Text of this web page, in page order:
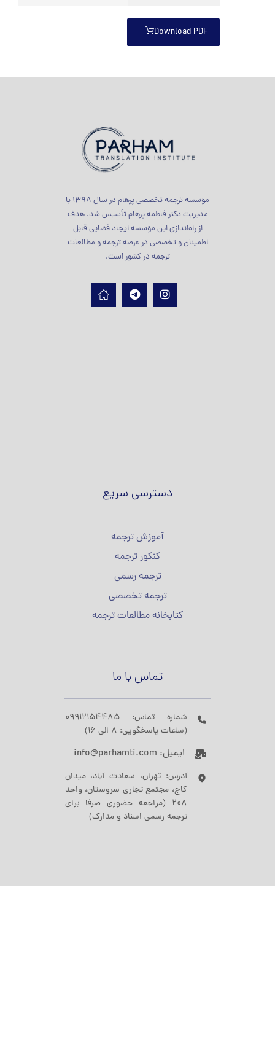
Download PDF
مؤسسه ترجمه تخصصی پرهام در سال 1398 با
مدیریت دکتر فاطمه پرهام تأسیس شد. هدف
از راه‌اندازی این مؤسسه ایجاد فضایی قابل
اطمینان و تخصصی در عرصه ترجمه و مطالعات
ترجمه در کشور است.
دسترسی سریع
آموزش ترجمه
کنکور ترجمه
ترجمه رسمی
ترجمه تخصصی
کتابخانه مطالعات ترجمه
تماس با ما
شماره تماس: 09912154485
(ساعات پاسخگویی: 8 الی 16)
ایمیل: info@parhamti.com
آدرس: تهران، سعادت آباد، میدان
کاج، مجتمع تجاری سروستان، واحد
208 (مراجعه حضوری صرفا برای
ترجمه رسمی اسناد و مدارک)